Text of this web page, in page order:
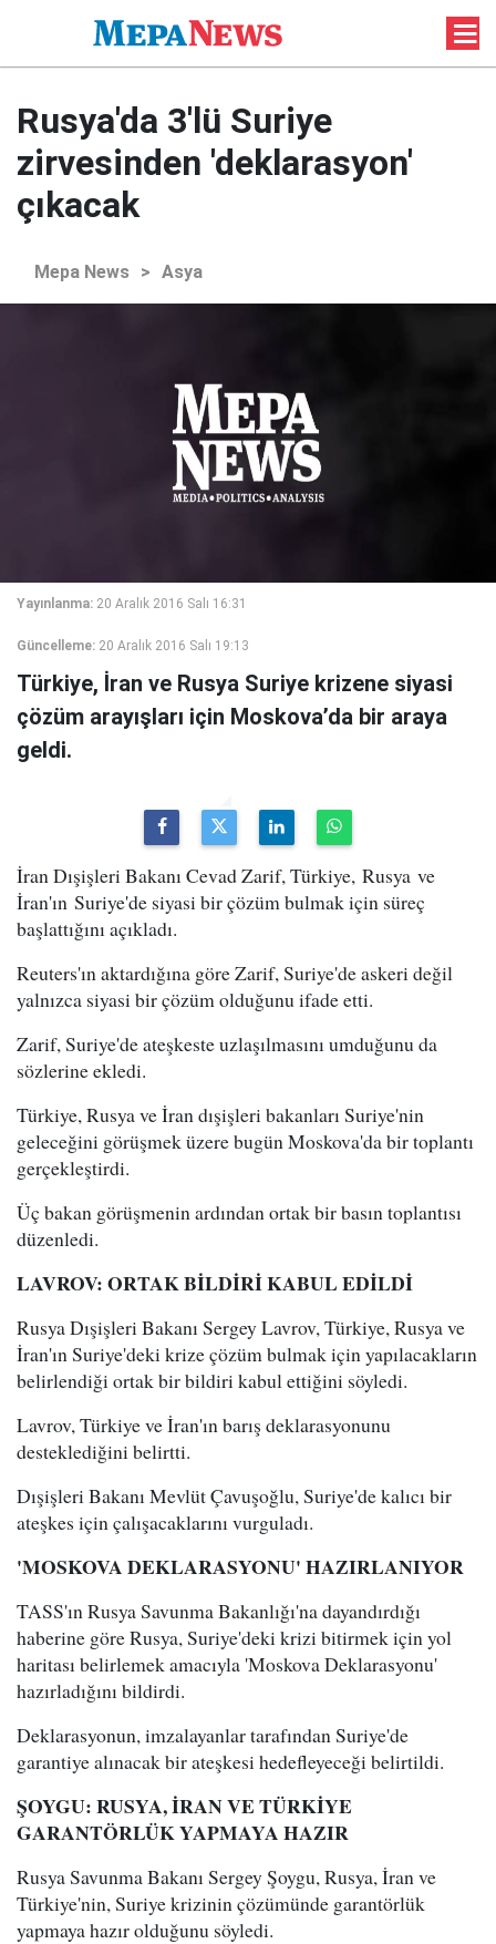
Rusya'da 3'lü Suriye
zirvesinden 'deklarasyon'
çıkacak
Mepa News > Asya
Yayınlanma: 20 Aralık 2016 Salı 16:31
Güncelleme: 20 Aralık 2016 Salı 19:13
Türkiye, İran ve Rusya Suriye krizene siyasi
çözüm arayışları için Moskova’da bir araya
geldi.
İran Dışişleri Bakanı Cevad Zarif, Türkiye, Rusya ve
İran'ın Suriye'de siyasi bir çözüm bulmak için süreç
başlattığını açıkladı.
Reuters'ın aktardığına göre Zarif, Suriye'de askeri değil
yalnızca siyasi bir çözüm olduğunu ifade etti.
Zarif, Suriye'de ateşkeste uzlaşılmasını umduğunu da
sözlerine ekledi.
Türkiye, Rusya ve İran dışişleri bakanları Suriye'nin
geleceğini görüşmek üzere bugün Moskova'da bir toplantı
gerçekleştirdi.
Üç bakan görüşmenin ardından ortak bir basın toplantısı
düzenledi.
LAVROV: ORTAK BİLDİRİ KABUL EDİLDİ
Rusya Dışişleri Bakanı Sergey Lavrov, Türkiye, Rusya ve
İran'ın Suriye'deki krize çözüm bulmak için yapılacakların
belirlendiği ortak bir bildiri kabul ettiğini söyledi.
Lavrov, Türkiye ve İran'ın barış deklarasyonunu
desteklediğini belirtti.
Dışişleri Bakanı Mevlüt Çavuşoğlu, Suriye'de kalıcı bir
ateşkes için çalışacaklarını vurguladı.
'MOSKOVA DEKLARASYONU' HAZIRLANIYOR
TASS'ın Rusya Savunma Bakanlığı'na dayandırdığı
haberine göre Rusya, Suriye'deki krizi bitirmek için yol
haritası belirlemek amacıyla 'Moskova Deklarasyonu'
hazırladığını bildirdi.
Deklarasyonun, imzalayanlar tarafından Suriye'de
garantiye alınacak bir ateşkesi hedefleyeceği belirtildi.
ŞOYGU: RUSYA, İRAN VE TÜRKİYE
GARANTÖRLÜK YAPMAYA HAZIR
Rusya Savunma Bakanı Sergey Şoygu, Rusya, İran ve
Türkiye'nin, Suriye krizinin çözümünde garantörlük
yapmaya hazır olduğunu söyledi.